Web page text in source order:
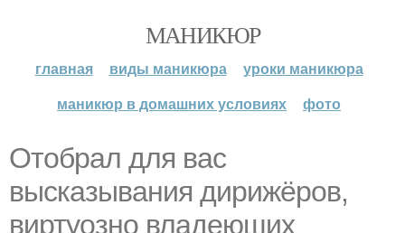
МАНИКЮР
главная виды маникюра
уроки маникюра
маникюр в домашних условиях
фото
Отобрал для вас
высказывания дирижёров,
виртуозно владеющих